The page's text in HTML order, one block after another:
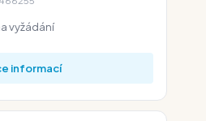
vyžádání
informací